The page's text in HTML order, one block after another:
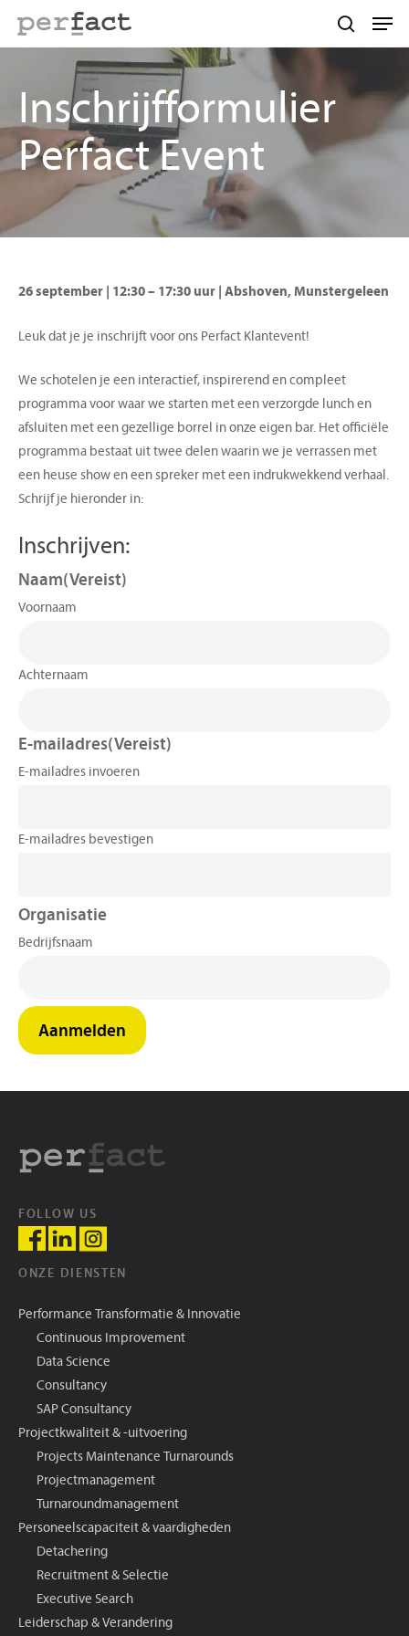
Inschrijfformulier
Perfact Event
26 september | 12:30 – 17:30 uur | Abshoven, Munstergeleen
Leuk dat je je inschrijft voor ons Perfact Klantevent!
We schotelen je een interactief, inspirerend en compleet
programma voor waar we starten met een verzorgde lunch en
afsluiten met een gezellige borrel in onze eigen bar. Het officiële
programma bestaat uit twee delen waarin we je verrassen met
een heuse show en een spreker met een indrukwekkend verhaal.
Schrijf je hieronder in:
Inschrijven:
Naam(Vereist)
Voornaam
Achternaam
E-mailadres(Vereist)
E-mailadres invoeren
E-mailadres bevestigen
Organisatie
Bedrijfsnaam
Aanmelden
FOLLOW US
ONZE DIENSTEN
Performance Transformatie & Innovatie
Continuous Improvement
Data Science
Consultancy
SAP Consultancy
Projectkwaliteit & -uitvoering
Projects Maintenance Turnarounds
Projectmanagement
Turnaroundmanagement
Personeelscapaciteit & vaardigheden
Detachering
Recruitment & Selectie
Executive Search
Leiderschap & Verandering